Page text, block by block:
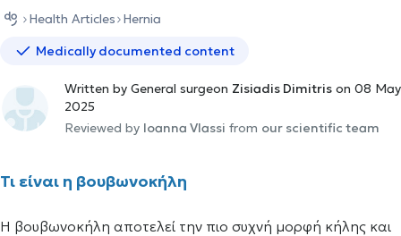
Health Αrticles Hernia
Medically documented content
Written by General surgeon Zisiadis Dimitris on 08 May
2025
Reviewed by Ioanna Vlassi from our scientific team
Τι είναι η βουβωνοκήλη
Η βουβωνοκήλη αποτελεί την πιο συχνή μορφή κήλης και